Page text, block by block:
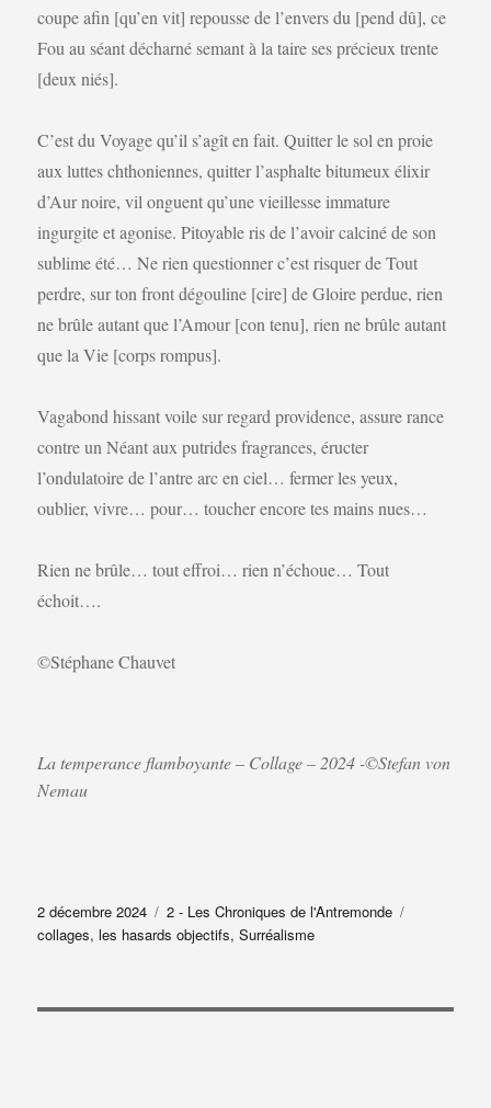
coupe afin [qu’en vit] repousse de l’envers du [pend dû], ce
Fou au séant décharné semant à la taire ses précieux trente
[deux niés].
C’est du Voyage qu’il s’agît en fait. Quitter le sol en proie
aux luttes chthoniennes, quitter l’asphalte bitumeux élixir
d’Aur noire, vil onguent qu’une vieillesse immature
ingurgite et agonise. Pitoyable ris de l’avoir calciné de son
sublime été… Ne rien questionner c’est risquer de Tout
perdre, sur ton front dégouline [cire] de Gloire perdue, rien
ne brûle autant que l’Amour [con tenu], rien ne brûle autant
que la Vie [corps rompus].
Vagabond hissant voile sur regard providence, assure rance
contre un Néant aux putrides fragrances, éructer
l’ondulatoire de l’antre arc en ciel… fermer les yeux,
oublier, vivre… pour… toucher encore tes mains nues…
Rien ne brûle… tout effroi… rien n’échoue… Tout
échoit….
©Stéphane Chauvet
La temperance flamboyante – Collage – 2024 -©Stefan von
Nemau
Publié
le
2 décembre 2024 Catégories
2 - Les Chroniques de l'Antremonde
collages,les hasards objectifs,Surréalisme